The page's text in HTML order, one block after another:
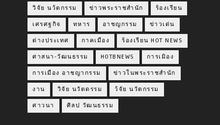
วิจัย นว้ตกรรม ข่าวพระราชสำนัก ร้องเรียน
เศรศฐกิจ ทหาร อาชญกรรม ข่าวเด่น
ต่างประเทศ กาคเมือง ร้องเรียน HOT NEWS
ศาสนา-วัฒนธรรม HOTBNEWS การเมิอง
การเมือง อาชญากรรม ข่าวในพระราชสำนัก
งาน วิจัย นวัตดรรม ว้จัย นวัตกรรม
ศาวนา ศิลป วัฒนธรรม